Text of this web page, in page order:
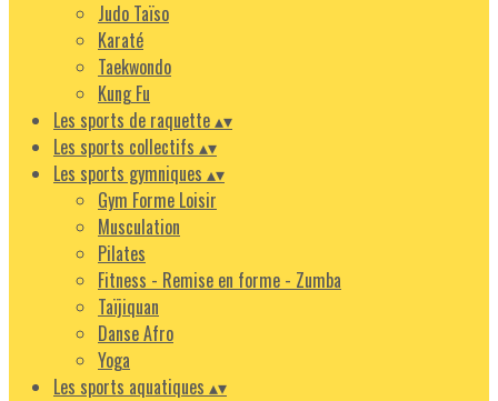
Judo Taïso
Karaté
Taekwondo
Kung Fu
Les sports de raquette▴▾
Les sports collectifs ▴▾
Les sports gymniques ▴▾
Gym Forme Loisir
Musculation
Pilates
Fitness - Remise en forme - Zumba
Taïjiquan
Danse Afro
Yoga
Les sports aquatiques ▴▾